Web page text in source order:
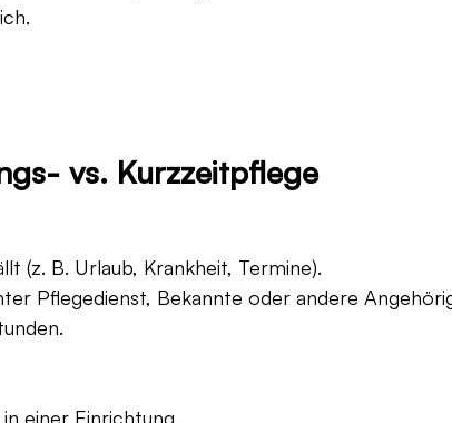
vs. Kurzzeitpflege
(z. B. Urlaub, Krankheit, Termine).
Pflegedienst, Bekannte oder andere
einer Einrichtung.